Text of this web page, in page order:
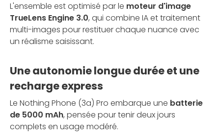
L'ensemble est optimisé par le moteur d'image
TrueLens Engine 3.0, qui combine IA et traitement
multi-images pour restituer chaque nuance avec
un réalisme saisissant.
Une autonomie longue durée et une
recharge express
Le Nothing Phone (3a) Pro embarque une batterie
de 5000 mAh, pensée pour tenir deux jours
complets en usage modéré.